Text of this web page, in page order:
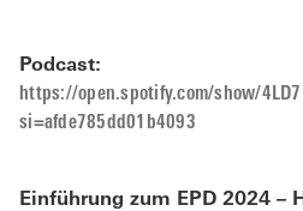
Podcast:
https://open.spotify.com/show/
si=afde785dd01b4093
Einführung zum EPD 2024 –